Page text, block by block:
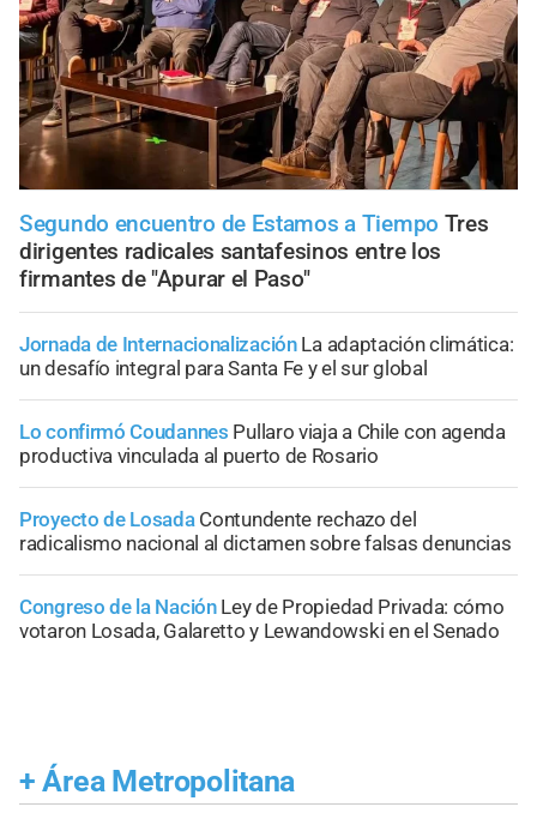
Segundo encuentro de Estamos a Tiempo Tres
dirigentes radicales santafesinos entre los
firmantes de "Apurar el Paso"
Jornada de Internacionalización La adaptación climática:
un desafío integral para Santa Fe y el sur global
Lo confirmó Coudannes Pullaro viaja a Chile con agenda
productiva vinculada al puerto de Rosario
Proyecto de Losada Contundente rechazo del
radicalismo nacional al dictamen sobre falsas denuncias
Congreso de la Nación Ley de Propiedad Privada: cómo
votaron Losada, Galaretto y Lewandowski en el Senado
+ Área Metropolitana